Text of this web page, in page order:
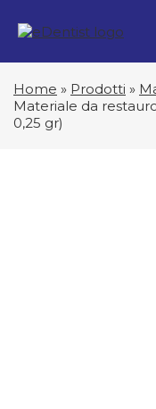
Home » Prodotti »
Materiale da
0,25 gr)